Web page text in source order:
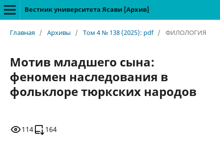
Вестник университета Ясави [Архив]
Главная / Архивы / Том 4 № 138 (2025): pdf / ФИЛОЛОГИЯ
Мотив младшего сына:
феномен наследования в
фольклоре тюркских народов
114 164